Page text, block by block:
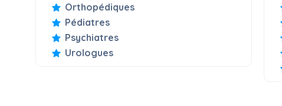
Orthopédiques
Pédiatres
Psychiatres
Urologues